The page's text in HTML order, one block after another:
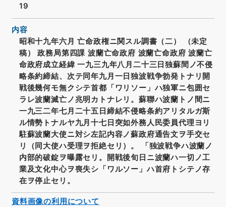
19
内容
昭和十九年六月 亡命政権ニ関スル調書（二） （未定
稿） 政務局第四課 波蘭亡命政府 波蘭亡命政府 波蘭亡
命政府成立経緯 一九三九年八月二十三日独蘇間ノ不侵
略条約締結、次テ同年九月一日独波戦争勃発トナリ開
戦後幾何モ無クシテ首都「ワリソー」ハ独軍ニ包囲セ
ラレ波蘭滅亡ノ兆明カトナレリ。蘇聯ハ波蘭トノ間ニ
一九三二年七月二十五日締結不侵略条約アリタルガ斯
ル情勢トナルヤ九月十七日突如外務人民委員代理ヨリ
駐蘇波蘭大使ニ対シ左記内容ノ蘇政府通告文ヲ手交セ
リ（同大使ハ受理ヲ拒絶セリ）。 「独波戦争ハ波蘭ノ
内部的破錠ヲ曝露セリ。開戦後旬日ニ波蘭ハ一切ノ工
業及文化中心ヲ喪失シ「ワルソー」ハ首府トシテノ存
在ヲ停止セリ。
資料画像の利用について